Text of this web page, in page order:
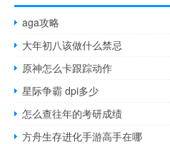
aga攻略
大年初八该做什么禁忌
原神怎么卡跟踪动作
星际争霸 dpi多少
怎么查往年的考研成绩
方舟生存进化手游高手在哪